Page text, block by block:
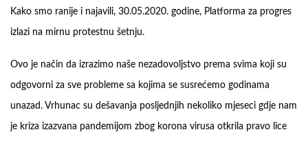
Kako smo ranije i najavili, 30.05.2020. godine, Platforma za progres
izlazi na mirnu protestnu šetnju.
Ovo je način da izrazimo naše nezadovoljstvo prema svima koji su
odgovorni za sve probleme sa kojima se susrećemo godinama
unazad. Vrhunac su dešavanja posljednjih nekoliko mjeseci gdje nam
je kriza izazvana pandemijom zbog korona virusa otkrila pravo lice